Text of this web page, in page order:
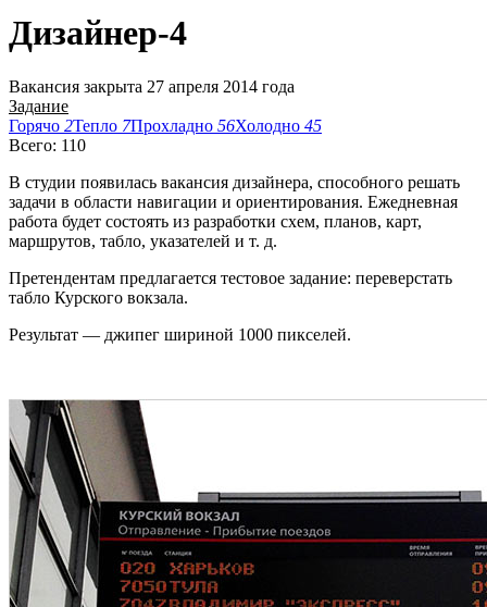
Дизайнер-4
Вакансия закрыта 27 апреля 2014 года
Задание
Горячо 2Тепло 7Прохладно 56Холодно 45
Всего: 110
В студии появилась вакансия дизайнера, способного решать
задачи в области навигации и ориентирования. Ежедневная
работа будет состоять из разработки схем, планов, карт,
маршрутов, табло, указателей и т. д.
Претендентам предлагается тестовое задание: переверстать
табло Курского вокзала.
Результат — джипег шириной 1000 пикселей.